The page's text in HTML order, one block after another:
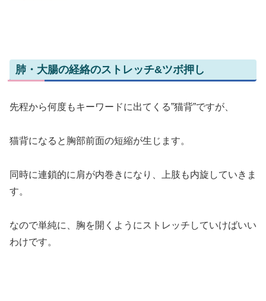
肺・大腸の経絡のストレッチ&ツボ押し
先程から何度もキーワードに出てくる”猫背”ですが、
猫背になると胸部前面の短縮が生じます。
同時に連鎖的に肩が内巻きになり、上肢も内旋していきま
す。
なので単純に、胸を開くようにストレッチしていけばいい
わけです。